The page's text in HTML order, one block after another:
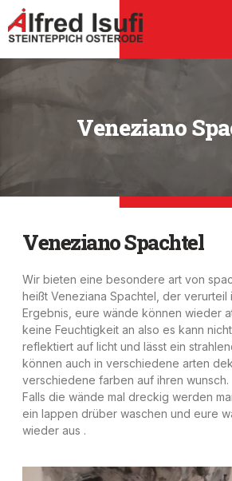
Veneziano
Veneziano Spachtel
Wir bieten eine besondere art von
heißt Veneziana Spachtel, der verurteil
Ergebnis, eure wände können wieder
keine Feuchtigkeit an also es kann nicht
reflektiert auf licht und lässt ein
können auch in verschiedene arten
verschiedene farben auf ihren wunsch.
Falls die wände mal dreckig werden
ein lappen drüber waschen und eure
wieder aus .